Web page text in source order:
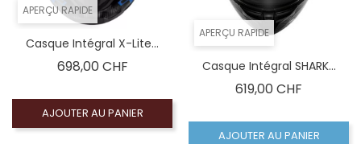
APERÇU RAPIDE
Casque Intégral X-Lite...
698,00 CHFPrix
AJOUTER AU PANIER
APERÇU RAPIDE
Casque Intégral SHARK...
619,00 CHF
AJOUTER AU PANIER